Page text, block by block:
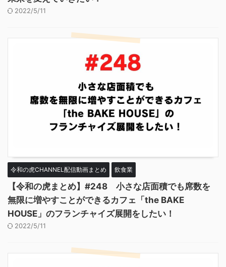
2022/5/11
令和の虎CHANNEL配信動画まとめ 飲食業
【令和の虎まとめ】#248 小さな店面積でも席数を
無限に増やすことができるカフェ「the BAKE
HOUSE」のフランチャイズ展開をしたい！
2022/5/11